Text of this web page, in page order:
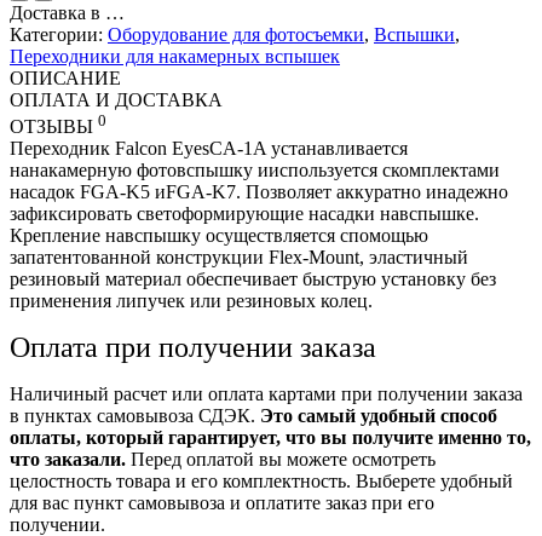
Доставка в …
Категории: Оборудование для фотосъемки, Вспышки,
Переходники для накамерных вспышек
ОПИСАНИЕ
ОПЛАТА И ДОСТАВКА
ОТЗЫВЫ 0
Переходник Falcon EyesCA-1A устанавливается
нанакамерную фотовспышку ииспользуется скомплектами
насадок FGA-K5 иFGA-K7. Позволяет аккуратно инадежно
зафиксировать светоформирующие насадки навспышке.
Крепление навспышку осуществляется спомощью
запатентованной конструкции Flex-Mount, эластичный
резиновый материал обеспечивает быструю установку без
применения липучек или резиновых колец.
Оплата при получении заказа
Наличиный расчет или оплата картами при получении заказа
в пунктах самовывоза СДЭК. Это самый удобный способ
оплаты, который гарантирует, что вы получите именно то,
что заказали. Перед оплатой вы можете осмотреть
целостность товара и его комплектность. Выберете удобный
для вас пункт самовывоза и оплатите заказ при его
получении.